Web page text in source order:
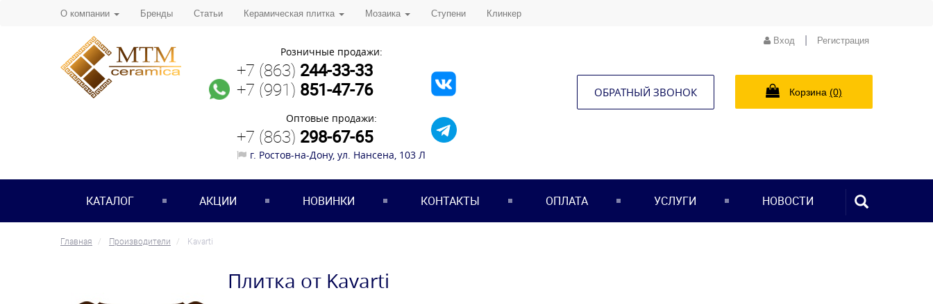
О компании Бренды Статьи Керамическая плитка Мозаика Ступени Клинкер
Вход Регистрация
Розничные продажи:
+7 (863) 244-33-33
+7 (991) 851-47-76
Оптовые продажи:
+7 (863) 298-67-65
г. Ростов-на-Дону, ул. Нансена, 103 Л
ОБРАТНЫЙ ЗВОНОК Корзина (0)
КАТАЛОГ АКЦИИ НОВИНКИ КОНТАКТЫ ОПЛАТА УСЛУГИ НОВОСТИ
Главная Производители Kavarti
Плитка от Kavarti